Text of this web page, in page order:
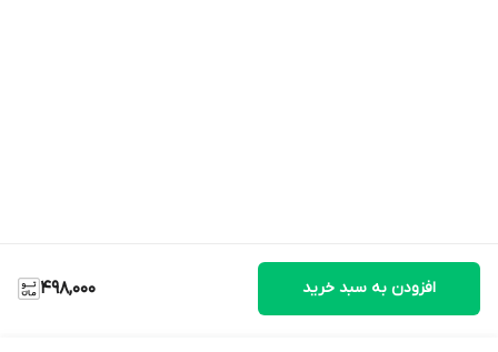
498,000 افزودن به سبد خرید